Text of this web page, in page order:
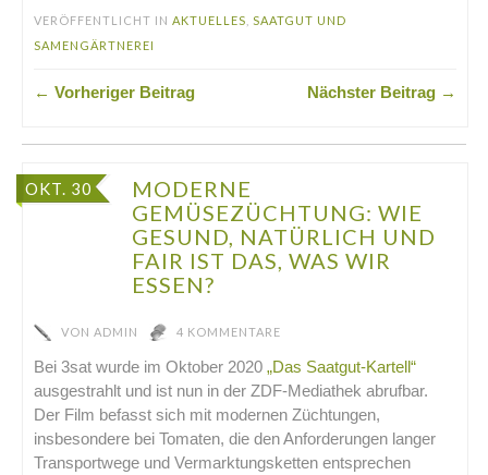
VERÖFFENTLICHT IN AKTUELLES SAATGUT UND
SAMENGÄRTNEREI
← Vorheriger Beitrag Nächster Beitrag →
OKT. 30
MODERNE
GEMÜSEZÜCHTUNG: WIE
GESUND, NATÜRLICH UND
FAIR IST DAS, WAS WIR
ESSEN?
VON ADMIN 4 KOMMENTARE
Bei 3sat wurde im Oktober 2020 „Das Saatgut-Kartell“
ausgestrahlt und ist nun in der ZDF-Mediathek abrufbar.
Der Film befasst sich mit modernen Züchtungen,
insbesondere bei Tomaten, die den Anforderungen langer
Transportwege und Vermarktungsketten entsprechen